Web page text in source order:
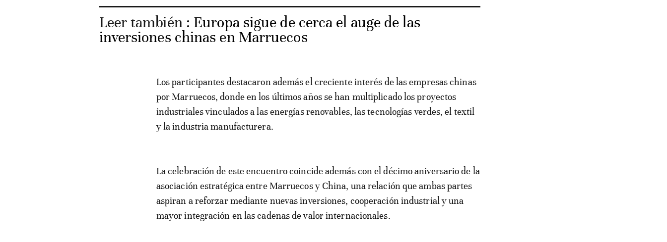
Leer también : Europa sigue de cerca el auge de las
inversiones chinas en Marruecos
Los participantes destacaron además el creciente interés de las empresas chinas
por Marruecos, donde en los últimos años se han multiplicado los proyectos
industriales vinculados a las energías renovables, las tecnologías verdes, el textil
y la industria manufacturera.
La celebración de este encuentro coincide además con el décimo aniversario de la
asociación estratégica entre Marruecos y China, una relación que ambas partes
aspiran a reforzar mediante nuevas inversiones, cooperación industrial y una
mayor integración en las cadenas de valor internacionales.